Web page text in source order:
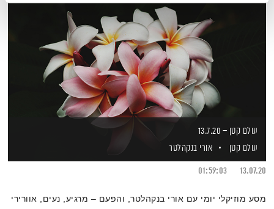
עולם קטן – 13.7.20
עולם קטן
אורי בנקהלטר
13.07.20
01:59:03
מסע מוזיקלי יומי עם אורי בנקהלטר, והפעם – מרגיע, נעים, אוורירי